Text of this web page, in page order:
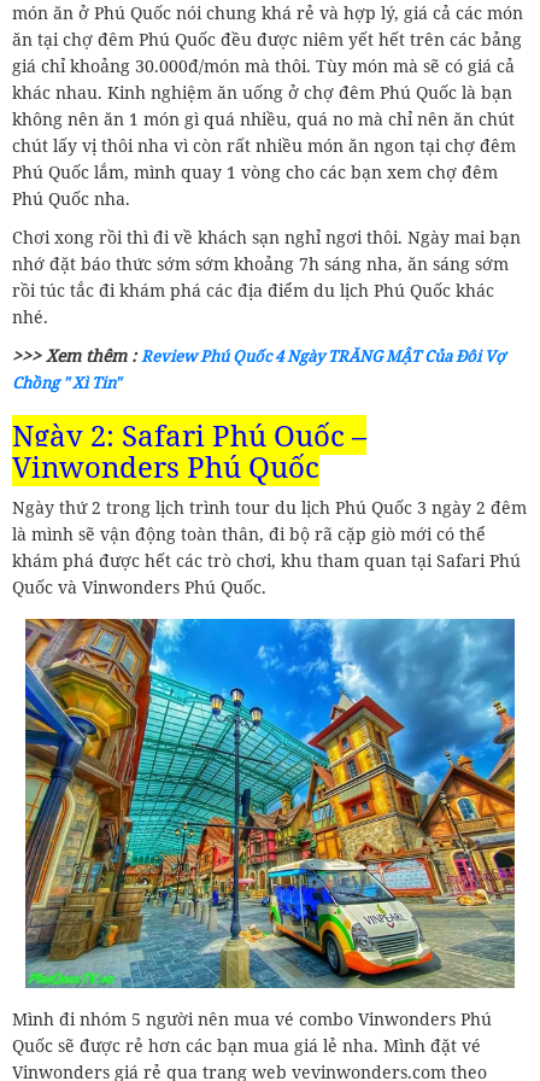
món ăn ở Phú Quốc nói chung khá rẻ và hợp lý, giá cả các món
ăn tại chợ đêm Phú Quốc đều được niêm yết hết trên các bảng
giá chỉ khoảng 30.000đ/món mà thôi. Tùy món mà sẽ có giá cả
khác nhau. Kinh nghiệm ăn uống ở chợ đêm Phú Quốc là bạn
không nên ăn 1 món gì quá nhiều, quá no mà chỉ nên ăn chút
chút lấy vị thôi nha vì còn rất nhiều món ăn ngon tại chợ đêm
Phú Quốc lắm, mình quay 1 vòng cho các bạn xem chợ đêm
Phú Quốc nha.
Chơi xong rồi thì đi về khách sạn nghỉ ngơi thôi. Ngày mai bạn
nhớ đặt báo thức sớm sớm khoảng 7h sáng nha, ăn sáng sớm
rồi túc tắc đi khám phá các địa điểm du lịch Phú Quốc khác
nhé.
>>> Xem thêm :Review Phú Quốc 4 Ngày TRĂNG MẬT Của Đôi Vợ
Chồng " Xì Tin"
Ngày 2: Safari Phú Quốc –
Vinwonders Phú Quốc
Ngày thứ 2 trong lịch trình tour du lịch Phú Quốc 3 ngày 2 đêm
là mình sẽ vận động toàn thân, đi bộ rã cặp giò mới có thể
khám phá được hết các trò chơi, khu tham quan tại Safari Phú
Quốc và Vinwonders Phú Quốc.
Mình đi nhóm 5 người nên mua vé combo Vinwonders Phú
Quốc sẽ được rẻ hơn các bạn mua giá lẻ nha. Mình đặt vé
Vinwonders giá rẻ qua trang web vevinwonders.com theo